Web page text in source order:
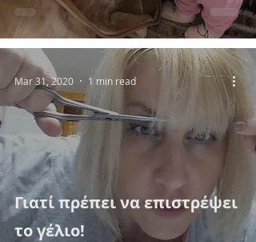
Γιατί πρέπει να επιστρέψει
το γέλιο!
Mar 31, 2020 1 min read